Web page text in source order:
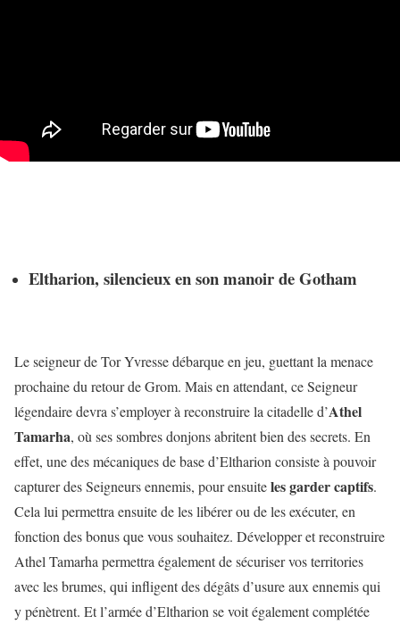
Eltharion, silencieux en son manoir de Gotham
Le seigneur de Tor Yvresse débarque en jeu, guettant la menace
prochaine du retour de Grom. Mais en attendant, ce Seigneur
légendaire devra s’employer à reconstruire la citadelle d’Athel
Tamarha, où ses sombres donjons abritent bien des secrets. En
effet, une des mécaniques de base d’Eltharion consiste à pouvoir
capturer des Seigneurs ennemis, pour ensuiteles garder captifs.
Cela lui permettra ensuite de les libérer ou de les exécuter, en
fonction des bonus que vous souhaitez. Développer et reconstruire
Athel Tamarha permettra également de sécuriser vos territories
avec les brumes, qui infligent des dégâts d’usure aux ennemis qui
y pénètrent. Et l’armée d’Eltharion se voit également complétée